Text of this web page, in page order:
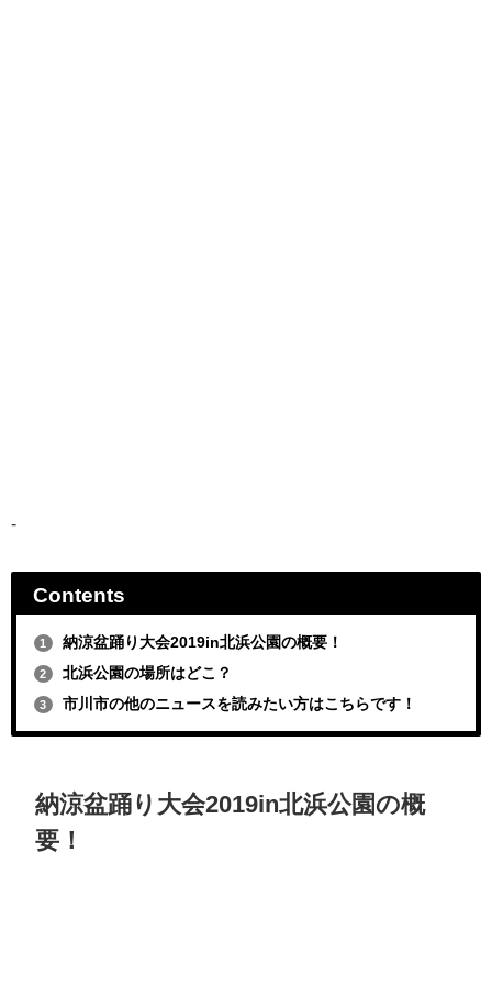
-
Contents
1 納涼盆踊り大会2019in北浜公園の概要！
2 北浜公園の場所はどこ？
3 市川市の他のニュースを読みたい方はこちらです！
納涼盆踊り大会2019in北浜公園の概
要！